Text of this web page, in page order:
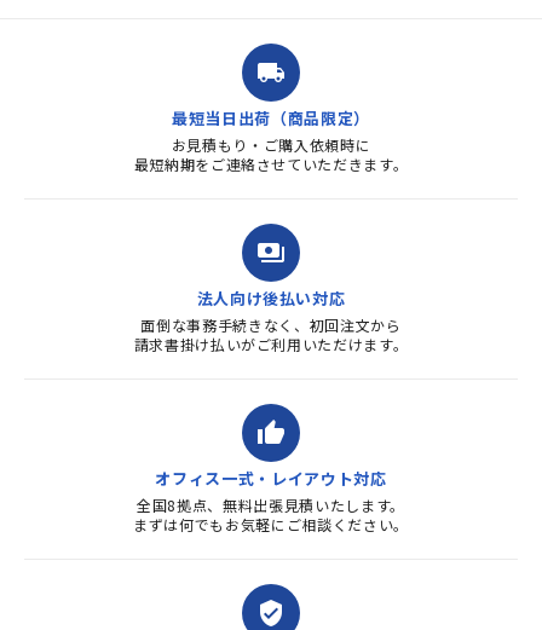
ました。商品到着も早く、品
質・使いやすさで満足していま
す。また、リピートするときは
よろしくお...
local_shipping
最短当日出荷（商品限定）
お見積もり・ご購入依頼時に
最短納期をご連絡させていただきます。
payments
法人向け後払い対応
面倒な事務手続きなく、初回注文から
請求書掛け払いがご利用いただけます。
thumb_up
オフィス一式・レイアウト対応
全国8拠点、無料出張見積いたします。
まずは何でもお気軽にご相談ください。
verified_user